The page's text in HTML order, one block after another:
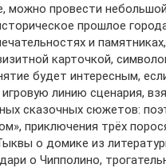
можно провести
прошлое
и
карточкой,
будет интересным,
линию сценария,
сказочных сюжетов:
приключения трёх
о домике из
о Чипполино,